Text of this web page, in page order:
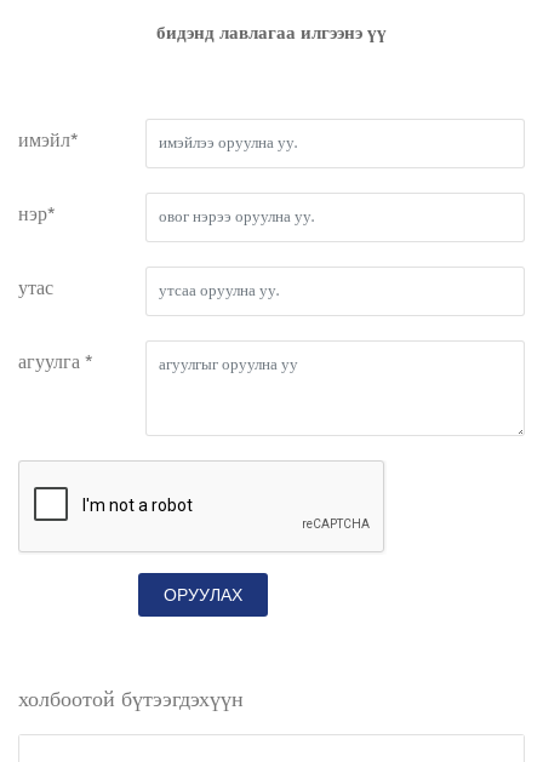
бидэнд лавлагаа илгээнэ үү
имэйл*
нэр*
утас
агуулга *
ОРУУЛАХ
холбоотой бүтээгдэхүүн